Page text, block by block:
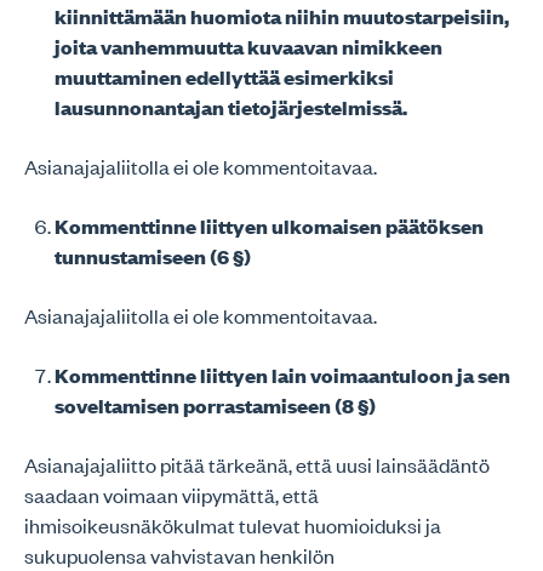
kiinnittämään huomiota niihin muutostarpeisiin,
joita vanhemmuutta kuvaavan nimikkeen
muuttaminen edellyttää esimerkiksi
lausunnonantajan tietojärjestelmissä.
Asianajajaliitolla ei ole kommentoitavaa.
Kommenttinne liittyen ulkomaisen päätöksen
tunnustamiseen (6 §)
Asianajajaliitolla ei ole kommentoitavaa.
Kommenttinne liittyen lain voimaantuloon ja sen
soveltamisen porrastamiseen (8 §)
Asianajajaliitto pitää tärkeänä, että uusi lainsäädäntö
saadaan voimaan viipymättä, että
ihmisoikeusnäkökulmat tulevat huomioiduksi ja
sukupuolensa vahvistavan henkilön